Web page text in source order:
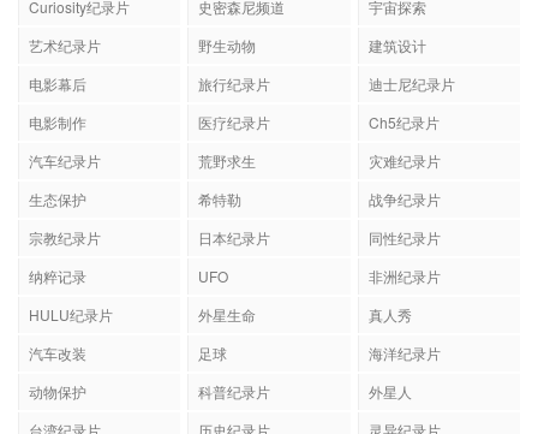
Curiosity纪录片 史密森尼频道
宇宙探索
艺术纪录片
野生动物
建筑设计
电影幕后
旅行纪录片
迪士尼纪录片
电影制作
医疗纪录片
Ch5纪录片
汽车纪录片
荒野求生
灾难纪录片
生态保护
希特勒
战争纪录片
宗教纪录片
日本纪录片
同性纪录片
纳粹记录
UFO
非洲纪录片
HULU纪录片
外星生命
真人秀
汽车改装
足球
海洋纪录片
动物保护
科普纪录片
外星人
台湾纪录片
历史纪录片
灵异纪录片